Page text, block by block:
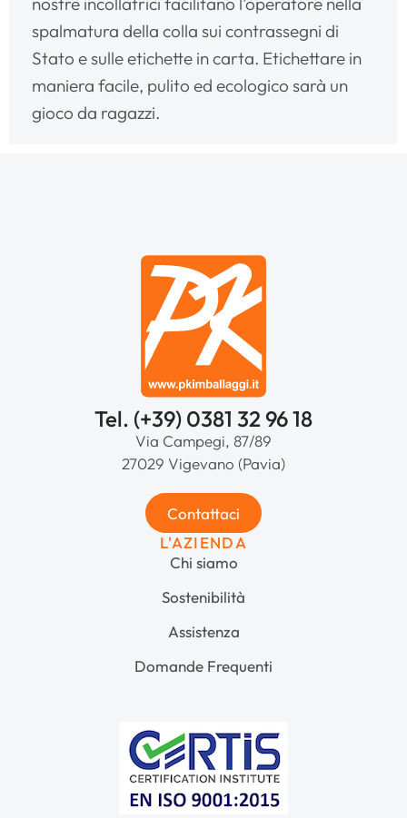
spalmatura della colla sui contrassegni di
Stato e sulle etichette in carta. Etichettare in
maniera facile, pulito ed ecologico sarà un
gioco da ragazzi.
Tel. (+39) 0381 32 96 18
Via Campegi, 87/89
27029 Vigevano (Pavia)
Contattaci
L'AZIENDA
Chi siamo
Sostenibilità
Assistenza
Domande Frequenti